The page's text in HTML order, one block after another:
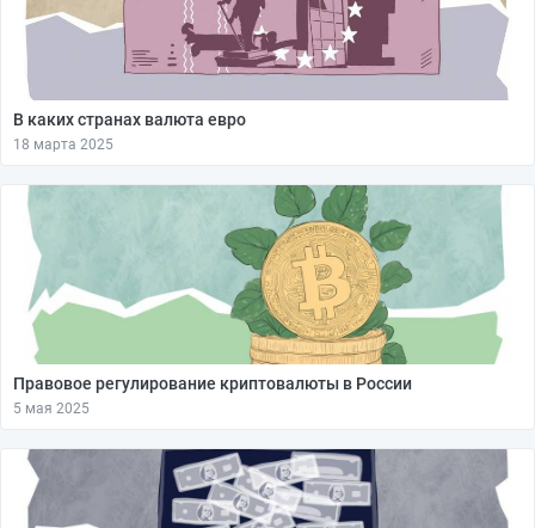
В каких странах валюта евро
18 марта 2025
Правовое регулирование криптовалюты в России
5 мая 2025